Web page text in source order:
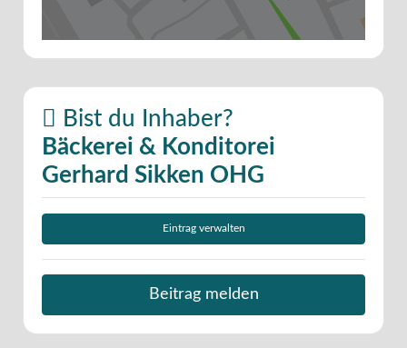
Bist du Inhaber?
Bäckerei & Konditorei
Gerhard Sikken OHG
Eintrag verwalten
Beitrag melden